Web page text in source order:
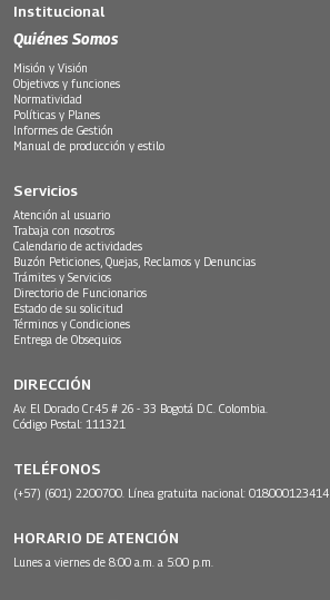
Institucional
Quiénes Somos
Misión y Visión
Objetivos y funciones
Normatividad
Políticas y Planes
Informes de Gestión
Manual de producción y estilo
Servicios
Atención al usuario
Trabaja con nosotros
Calendario de actividades
Buzón Peticiones, Quejas, Reclamos y Denuncias
Trámites y Servicios
Directorio de Funcionarios
Estado de su solicitud
Términos y Condiciones
Entrega de Obsequios
DIRECCIÓN
Av. El Dorado Cr.45 # 26 - 33 Bogotá D.C. Colombia.
Código Postal: 111321
TELÉFONOS
(+57) (601) 2200700. Línea gratuita nacional: 018000123414
HORARIO DE ATENCIÓN
Lunes a viernes de 8:00 a.m. a 5:00 p.m.